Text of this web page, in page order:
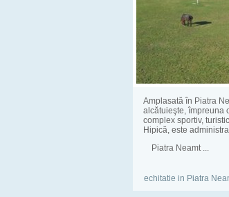
Amplasată în Piatra
alcătuieşte, împreuna
complex sportiv,
Hipică, este
Piatra Neamt ...
echitatie in Piatra